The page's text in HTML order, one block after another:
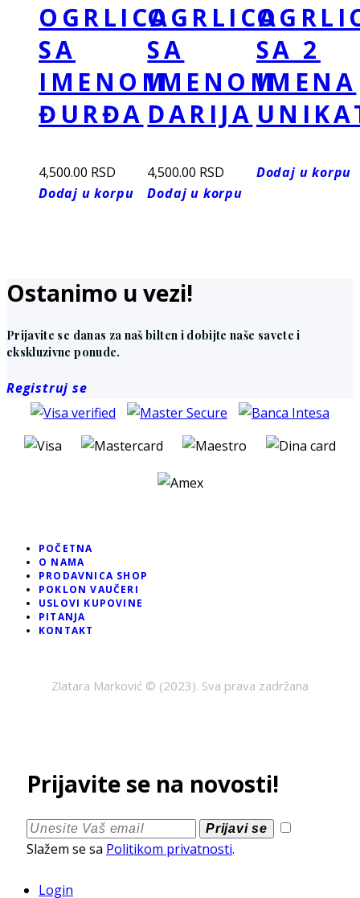
OGRLICA
SA
IMENOM
ĐURĐA
4,500.00 RSD
Dodaj u korpu
OGRLICA
SA
IMENOM
DARIJA
4,500.00 RSD
Dodaj u korpu
SA 2
IMENA
Dodaj u korpu
Ostanimo u vezi!
Prijavite se danas za naš bilten i dobijte naše savete i
ekskluzivne ponude.
Registruj se
POČETNA
O NAMA
PRODAVNICA SHOP
POKLON VAUČERI
USLOVI KUPOVINE
PITANJA
KONTAKT
Zlatara Marković © (2023). Sva prava zadržana
Prijavite se na novosti!
Prijavi se
Slažem se sa Politikom privatnosti.
Login